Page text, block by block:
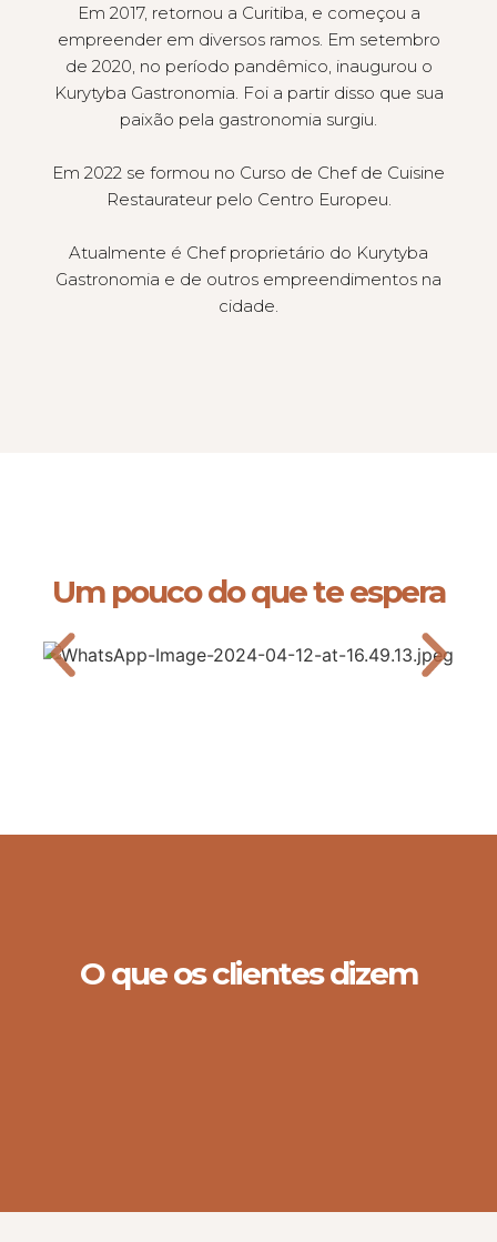
Em 2017, retornou a Curitiba, e começou a
empreender em diversos ramos. Em setembro
de 2020, no período pandêmico, inaugurou o
Kurytyba Gastronomia. Foi a partir disso que sua
paixão pela gastronomia surgiu.
Em 2022 se formou no Curso de Chef de Cuisine
Restaurateur pelo Centro Europeu.
Atualmente é Chef proprietário do Kurytyba
Gastronomia e de outros empreendimentos na
cidade.
Um pouco do que te espera
O que os clientes dizem